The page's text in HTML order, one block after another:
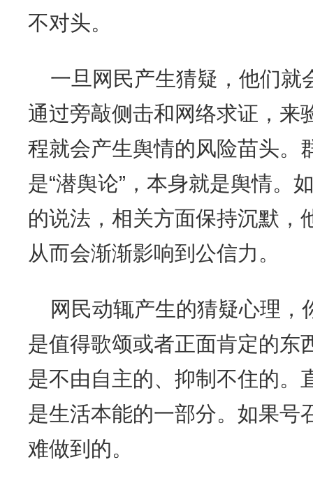
不对头。
一旦网民产生猜疑，他们就
通过旁敲侧击和网络求证，来
程就会产生舆情的风险苗头。
是“潜舆论”，本身就是舆情。
的说法，相关方面保持沉默，
从而会渐渐影响到公信力。
网民动辄产生的猜疑心理，
是值得歌颂或者正面肯定的东
是不由自主的、抑制不住的。
是生活本能的一部分。如果号
难做到的。